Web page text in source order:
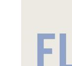
Hitster
Hypopressiv